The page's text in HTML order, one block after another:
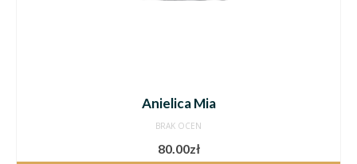
Anielica Mia
BRAK OCEN
80.00zł